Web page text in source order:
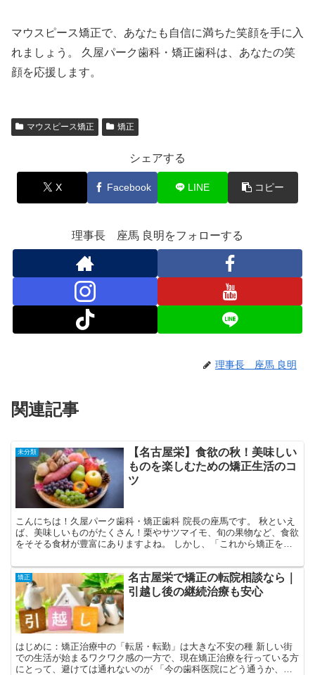
マウスピース矯正で、あなたも自信に満ちた笑顔を手に入
れましょう。 久屋パーク歯科・矯正歯科は、あなたの笑
顔を応援します。
マウスピース矯正 矯正
シェアする
X Facebook LINE コピー
理事長 座馬 良明をフォローする
理事長 座馬 良明
関連記事
未分類
【名古屋栄】食欲の秋！美味しい
ものを楽しむための矯正生活のコ
ツ
こんにちは！久屋パーク歯科・矯正歯科 院長の座馬です。 秋といえ
ば、美味しいものがたくさん！栗やサツマイモ、旬の果物など、食欲
をそそる食材が豊富にありますよね。 しかし、「これから矯正を始
矯正
名古屋栄で矯正の転院相談なら｜
引越し後の継続治療も安心
はじめに：矯正治療中の「転居・転勤」は大きな不安の種 新しい街
での生活が始まるワクワク感の一方で、現在矯正治療を行っている方
にとって、避けては通れないのが 「今の歯科医院にどう通うか、あ